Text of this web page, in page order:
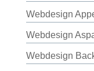
Webdesign
Webdesign
Webdesign